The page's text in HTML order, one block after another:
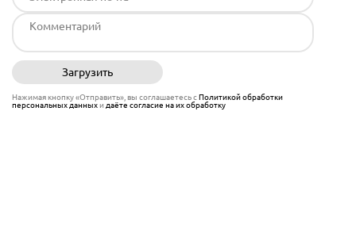
Загрузить
Нажимая кнопку «Отправить», вы соглашаетесь сПолитикой обработки
персональных данныхи даёте согласие на их обработку